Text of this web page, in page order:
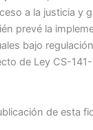
a la justicia y
prevé la
bajo
de Ley CS-
de esta